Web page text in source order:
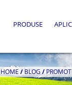
PRODUSE
HOME/BLOG/